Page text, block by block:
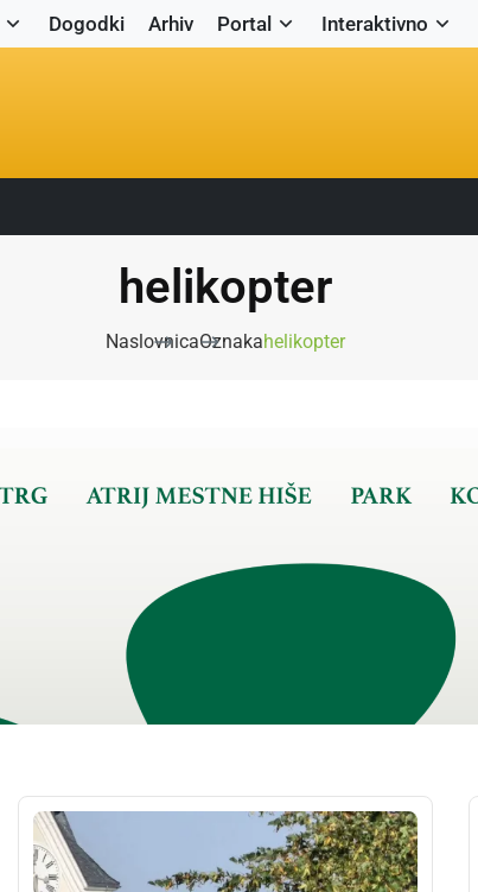
Dogodki Arhiv Portal Interaktivno
helikopter
NaslovnicaOznakahelikopter